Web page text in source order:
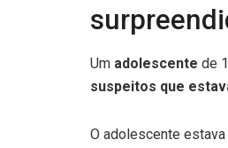
Um adolescente de
suspeitos que
O adolescente estava